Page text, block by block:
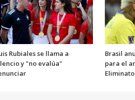
Rubiales se llama a
y "no evalúa"
Brasil
para el